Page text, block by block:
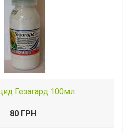
Гезагард 100мл
80 ГРН